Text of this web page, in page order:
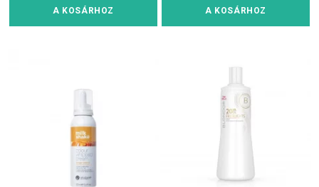
A KOSÁRHOZ A KOSÁRHOZ